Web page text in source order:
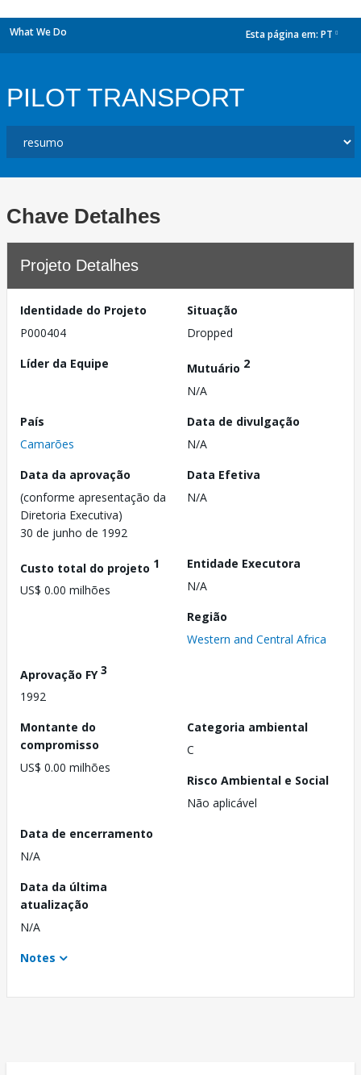
What We Do Esta página em: PT
PILOT TRANSPORT
Chave Detalhes
Projeto Detalhes
Identidade do Projeto
P000404
Situação
Dropped
Líder da Equipe
Mutuário 2
N/A
País
Camarões
Data de divulgação
N/A
Data da aprovação
(conforme apresentação da
Diretoria Executiva)
30 de junho de 1992
Data Efetiva
N/A
Custo total do projeto 1
US$ 0.00 milhões
Entidade Executora
N/A
Região
Western and Central Africa
Aprovação FY3
1992
Montante do
compromisso
US$ 0.00 milhões
Categoria ambiental
C
Risco Ambiental e Social
Não aplicável
Data de encerramento
N/A
Data da última
atualização
N/A
Notes